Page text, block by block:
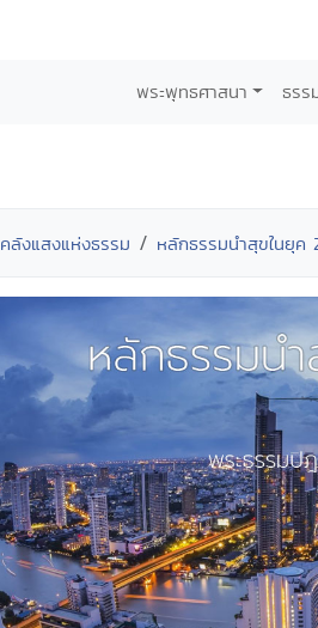
พระพุทธศาสนา ธรร
คลังแสงแห่งธรรม หลักธรรมนำสุขในยุค